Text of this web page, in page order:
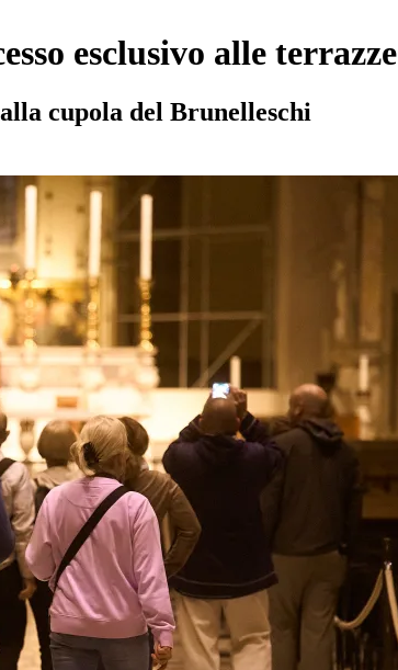
esclusivo alle terrazze
cupola del Brunelleschi